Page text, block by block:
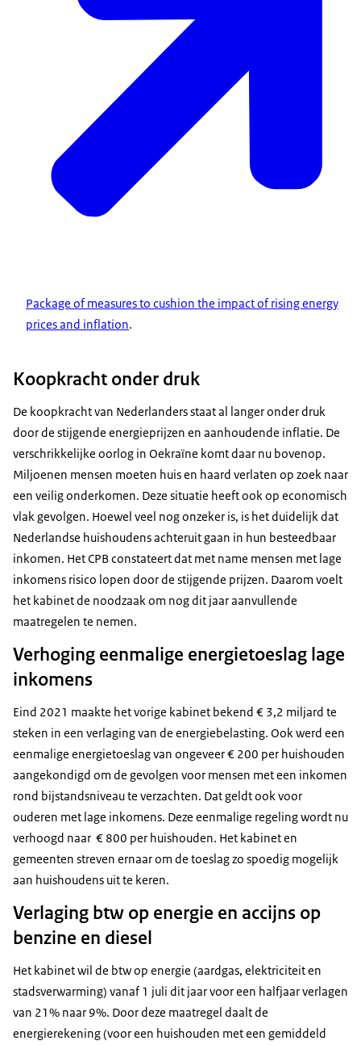
Package of measures to cushion the impact of rising energy
prices and inflation.
Koopkracht onder druk
De koopkracht van Nederlanders staat al langer onder druk
door de stijgende energieprijzen en aanhoudende inflatie. De
verschrikkelijke oorlog in Oekraïne komt daar nu bovenop.
Miljoenen mensen moeten huis en haard verlaten op zoek naar
een veilig onderkomen. Deze situatie heeft ook op economisch
vlak gevolgen. Hoewel veel nog onzeker is, is het duidelijk dat
Nederlandse huishoudens achteruit gaan in hun besteedbaar
inkomen. Het CPB constateert dat met name mensen met lage
inkomens risico lopen door de stijgende prijzen. Daarom voelt
het kabinet de noodzaak om nog dit jaar aanvullende
maatregelen te nemen.
Verhoging eenmalige energietoeslag lage
inkomens
Eind 2021 maakte het vorige kabinet bekend € 3,2 miljard te
steken in een verlaging van de energiebelasting. Ook werd een
eenmalige energietoeslag van ongeveer € 200 per huishouden
aangekondigd om de gevolgen voor mensen met een inkomen
rond bijstandsniveau te verzachten. Dat geldt ook voor
ouderen met lage inkomens. Deze eenmalige regeling wordt nu
verhoogd naar € 800 per huishouden. Het kabinet en
gemeenten streven ernaar om de toeslag zo spoedig mogelijk
aan huishoudens uit te keren.
Verlaging btw op energie en accijns op
benzine en diesel
Het kabinet wil de btw op energie (aardgas, elektriciteit en
stadsverwarming) vanaf 1 juli dit jaar voor een halfjaar verlagen
van 21% naar 9%. Door deze maatregel daalt de
energierekening (voor een huishouden met een gemiddeld